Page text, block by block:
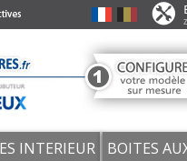
INTERIEUR
BOITES